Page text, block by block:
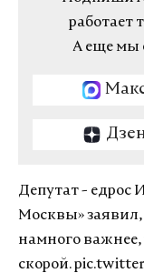
работает
А еще мы
Депутат - едрос
Москвы»
намного
скорой.